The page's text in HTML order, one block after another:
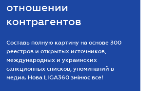
отношении
контрагентов
Составь полную картину на основе 300
реестров и открытых источников,
международных и украинских
санкционных списков, упоминаний в
медиа. Нова LIGA360 змінює все!